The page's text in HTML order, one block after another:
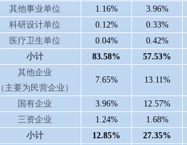
其他事业单位
1.16%
3.96%
科研设计单位
0.12%
0.33%
医疗卫生单位
0.04%
0.42%
小计
83.58% 57.53%
其他企业
（主要为民营企业）
7.65% 13.11%
国有企业 3.96%
12.57%
三资企业
1.24%
1.68%
小计
12.85%
27.35%